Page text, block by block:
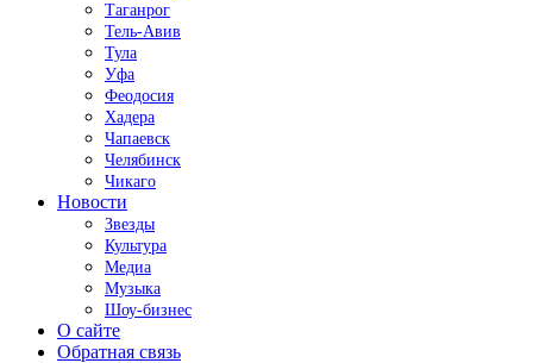
Таганрог
Тель-Авив
Тула
Уфа
Феодосия
Хадера
Чапаевск
Челябинск
Чикаго
Новости
Звезды
Культура
Медиа
Музыка
Шоу-бизнес
О сайте
Обратная связь